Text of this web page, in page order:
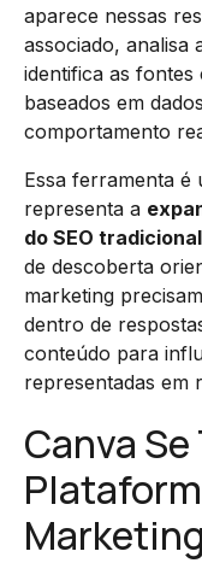
aparece nessas
associado, analisa
identifica as fontes
baseados em
comportamento
Essa ferramenta
representa a
do SEO tradicional
de descoberta
marketing
dentro de
conteúdo para
representadas em
Canva
Marketing